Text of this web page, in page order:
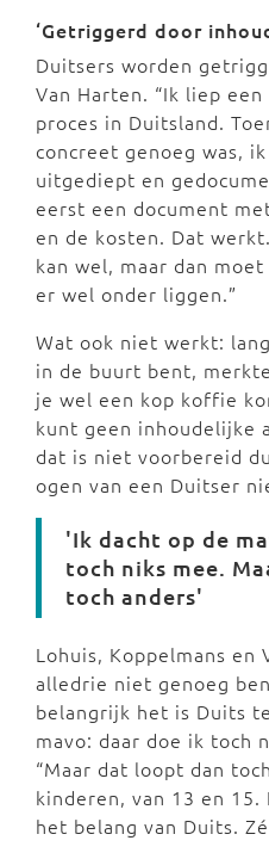
‘Getriggerd door
Duitsers worden
Van Harten. “Ik liep
proces in Duitsland.
concreet genoeg was,
uitgediept en
eerst een document
en de kosten. Dat
kan wel, maar dan
er wel onder liggen.”
Wat ook niet werkt:
in de buurt bent,
je wel een kop koffie
kunt geen inhoudelijke
dat is niet voorbereid
ogen van een Duitser
'Ik dacht op de
toch niks mee.
toch anders'
Lohuis, Koppelmans en
alledrie niet genoeg
belangrijk het is Duits
mavo: daar doe ik toch
“Maar dat loopt dan
kinderen, van 13 en
het belang van Duits.